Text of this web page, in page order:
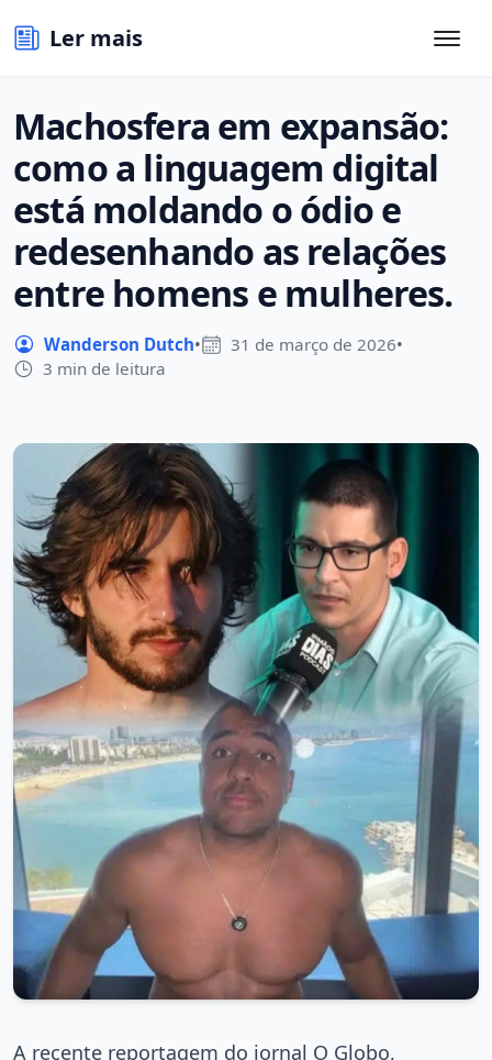
Ler mais
Machosfera em expansão:
como a linguagem digital
está moldando o ódio e
redesenhando as relações
entre homens e mulheres.
Wanderson Dutch• 31 de março de 2026•
3 min de leitura
A recente reportagem do jornal O Globo,